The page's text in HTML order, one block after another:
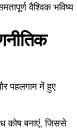
वैश्विक भविष्य
पहलगाम में हुए
कोष बनाएं, जिससे